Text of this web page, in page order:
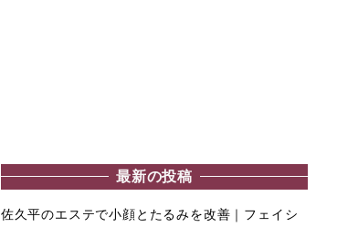
最新の投稿
佐久平のエステで小顔とたるみを改善｜フェイシ